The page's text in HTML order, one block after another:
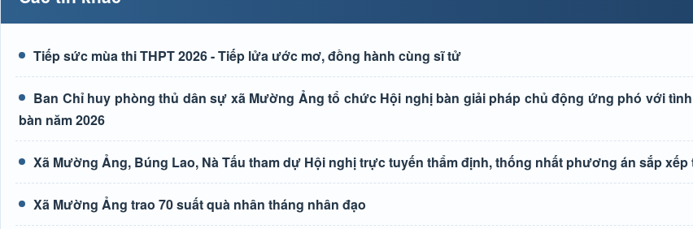
Tiếp sức mùa thi THPT 2026 - Tiếp lửa ước mơ, đồng hành cùng sĩ tử
Ban Chỉ huy phòng thủ dân sự xã Mường Ảng tổ chức Hội nghị bàn giải pháp chủ động ứng phó với
bàn năm 2026
Xã Mường Ảng, Búng Lao, Nà Tấu tham dự Hội nghị trực tuyến thẩm định, thống nhất phương án sắp xếp
Xã Mường Ảng trao 70 suất quà nhân tháng nhân đạo